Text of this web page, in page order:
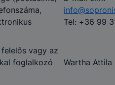
Tel: +36 99
vagy az
foglalkozó
Wartha Attila